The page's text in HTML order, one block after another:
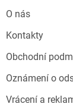
O nás
Kontakty
Obchodní
Oznámení o
Vrácení a